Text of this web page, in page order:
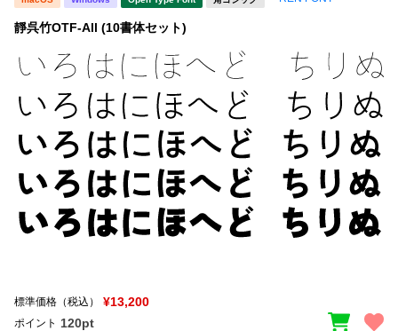
靜呉竹OTF-All (10書体セット)
標準価格（税込） ¥13,200
ポイント 120pt